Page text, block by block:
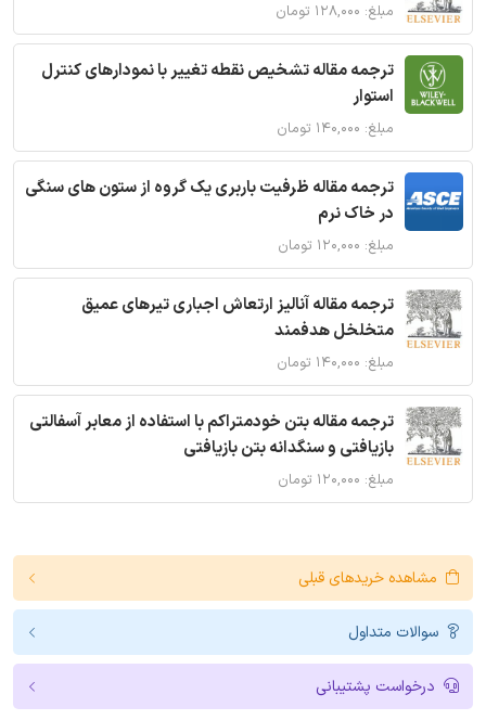
مبلغ: ۱۲۸,۰۰۰ تومان
ترجمه مقاله تشخیص نقطه تغییر با نمودارهای کنترل
استوار
مبلغ: ۱۴۰,۰۰۰ تومان
ترجمه مقاله ظرفیت باربری یک گروه از ستون های سنگی
در خاک نرم
مبلغ: ۱۲۰,۰۰۰ تومان
ترجمه مقاله آنالیز ارتعاش اجباری تیرهای عمیق
متخلخل هدفمند
مبلغ: ۱۴۰,۰۰۰ تومان
ترجمه مقاله بتن خودمتراکم با استفاده از معابر آسفالتی
بازیافتی و سنگدانه بتن بازیافتی
مبلغ: ۱۲۰,۰۰۰ تومان
مشاهده خریدهای قبلی
سوالات متداول
درخواست پشتیبانی